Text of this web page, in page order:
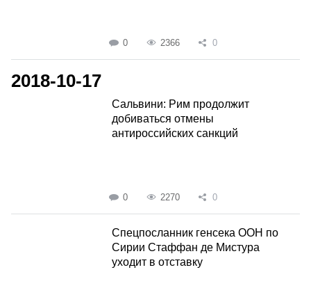
0 2366 0
2018-10-17
Сальвини: Рим продолжит
добиваться отмены
антироссийских санкций
0 2270 0
Спецпосланник генсека ООН по
Сирии Стаффан де Мистура
уходит в отставку